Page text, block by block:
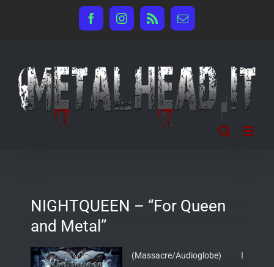
FacebookInstagram
Rss Email
NIGHTQUEEN – “For Queen
and Metal”
(Massacre/Audioglobe) I